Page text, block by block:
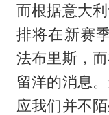
而根据意大
排将在新赛
法布里斯，
留洋的消息
应我们并不